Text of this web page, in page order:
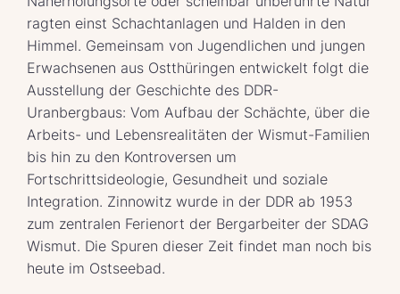
ragten einst Schachtanlagen und Halden in den
Himmel. Gemeinsam von Jugendlichen und jungen
Erwachsenen aus Ostthüringen entwickelt folgt die
Ausstellung der Geschichte des DDR-
Uranbergbaus: Vom Aufbau der Schächte, über die
Arbeits- und Lebensrealitäten der Wismut-Familien
bis hin zu den Kontroversen um
Fortschrittsideologie, Gesundheit und soziale
Integration. Zinnowitz wurde in der DDR ab 1953
zum zentralen Ferienort der Bergarbeiter der SDAG
Wismut. Die Spuren dieser Zeit findet man noch bis
heute im Ostseebad.